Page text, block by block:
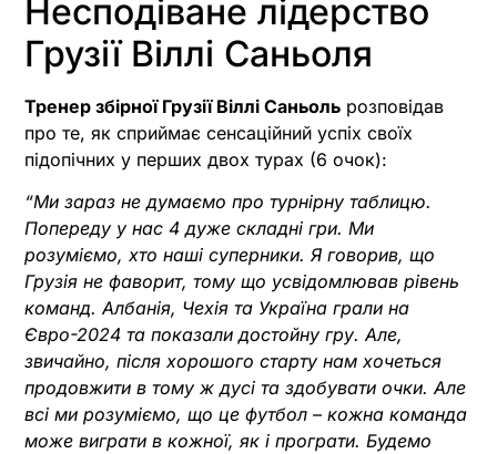
Несподіване лідерство
Грузії Віллі Саньоля
Тренер збірної Грузії Віллі Саньоль розповідав
про те, як сприймає сенсаційний успіх своїх
підопічних у перших двох турах (6 очок):
“Ми зараз не думаємо про турнірну таблицю.
Попереду у нас 4 дуже складні гри. Ми
розуміємо, хто наші суперники. Я говорив, що
Грузія не фаворит, тому що усвідомлював рівень
команд. Албанія, Чехія та Україна грали на
Євро-2024 та показали достойну гру. Але,
звичайно, після хорошого старту нам хочеться
продовжити в тому ж дусі та здобувати очки. Але
всі ми розуміємо, що це футбол – кожна команда
може виграти в кожної, як і програти. Будемо